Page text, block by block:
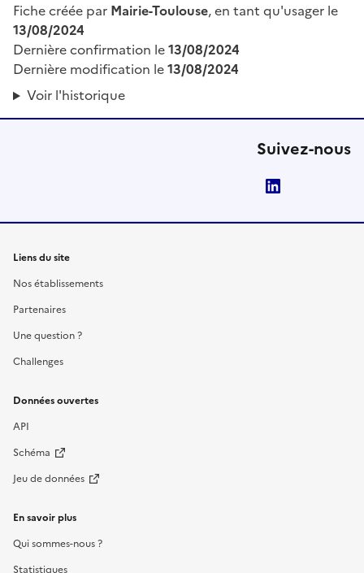
Fiche créée par Mairie-Toulouse, en tant qu'usager le
13/08/2024
Dernière confirmation le13/08/2024
Dernière modification le13/08/2024
Voir l'historique
Suivez-nous
Liens du site
Nos établissements
Partenaires
Une question ?
Challenges
Données ouvertes
API
Schéma
Jeu de données
En savoir plus
Qui sommes-nous ?
Statistiques